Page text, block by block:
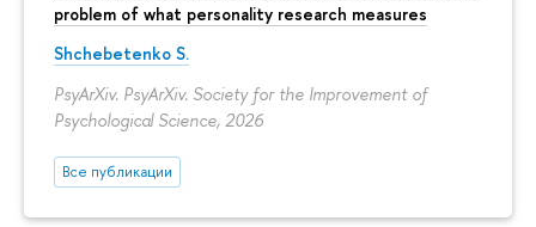
problem of what personality research measures
Shchebetenko S.
PsyArXiv. PsyArXiv. Society for the Improvement of
Psychological Science, 2026
Все публикации